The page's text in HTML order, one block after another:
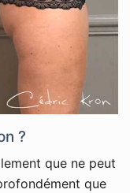
?
que ne peut
que